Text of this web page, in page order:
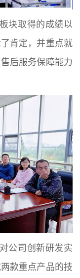
块取得的成绩以
肯定，并重点就
后服务保障能力
公司创新研发实
款重点产品的技